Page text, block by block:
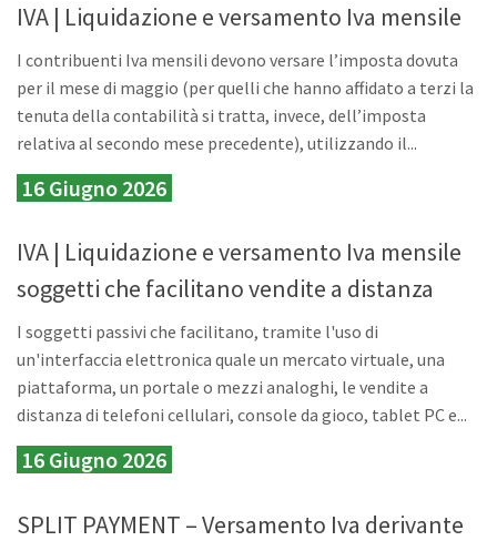
IVA | Liquidazione e versamento Iva mensile
I contribuenti Iva mensili devono versare l’imposta dovuta
per il mese di maggio (per quelli che hanno affidato a terzi la
tenuta della contabilità si tratta, invece, dell’imposta
relativa al secondo mese precedente), utilizzando il...
16 Giugno 2026
IVA | Liquidazione e versamento Iva mensile
soggetti che facilitano vendite a distanza
I soggetti passivi che facilitano, tramite l'uso di
un'interfaccia elettronica quale un mercato virtuale, una
piattaforma, un portale o mezzi analoghi, le vendite a
distanza di telefoni cellulari, console da gioco, tablet PC e...
16 Giugno 2026
SPLIT PAYMENT – Versamento Iva derivante